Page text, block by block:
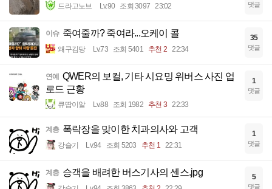
드라고노브 Lv.90 조회 3097 23:02 댓글
이슈 죽여줄까? 죽여라...오케이 콜
왜구김당 Lv.73 조회 5401 추천 2 22:34
35
댓글
연예
QWER의 보컬, 기타 시요밍 위버스 사진 업
로드 근황
큐땁이알 Lv.88 조회 1982 추천 3 22:33
1
댓글
계층 폭락장을 맞이한 치과의사와 고객
강슬기 Lv.94 조회 5203 추천 1 22:31
1
댓글
계층 승객을 배려한 버스기사의 센스.jpg 5
댓글